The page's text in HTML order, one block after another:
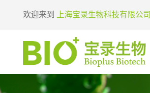
欢迎来到 上海宝录生物科技有限公司